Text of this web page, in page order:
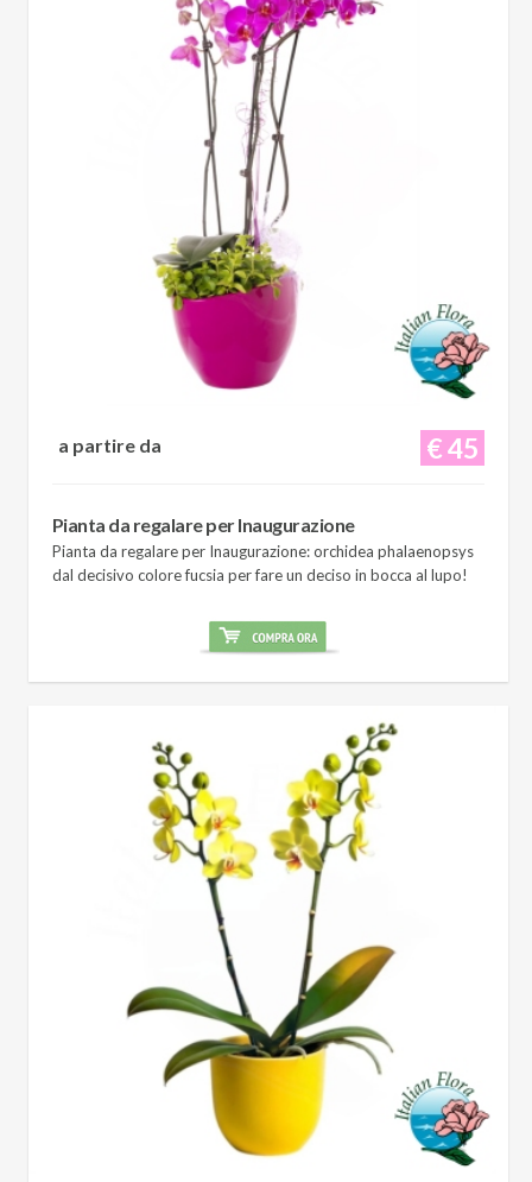
€ 45
a partire da
Pianta da regalare per Inaugurazione
Pianta da regalare per Inaugurazione: orchidea phalaenopsys
dal decisivo colore fucsia per fare un deciso in bocca al lupo!